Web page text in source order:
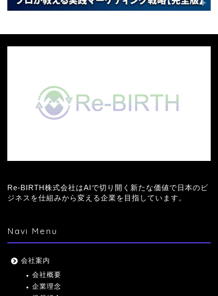
Re-BIRTH株式会社はAIで切り開く新たな価値で日本のビ
ジネスを仕組みから変える企業を目指しています。
Navi Menu
会社案内
会社概要
企業理念